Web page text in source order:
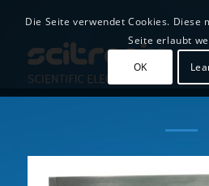
Die Seite verwendet Cookies. Diese
Seite erlaubt
OK